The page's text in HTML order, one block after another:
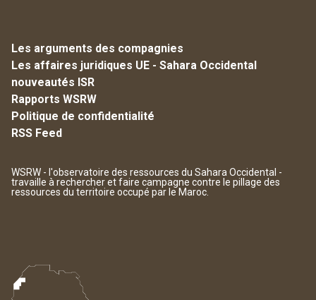
Les arguments des compagnies
Les affaires juridiques UE - Sahara Occidental
nouveautés ISR
Rapports WSRW
Politique de confidentialité
RSS Feed
WSRW - l'observatoire des ressources du Sahara Occidental -
travaille à rechercher et faire campagne contre le pillage des
ressources du territoire occupé par le Maroc.